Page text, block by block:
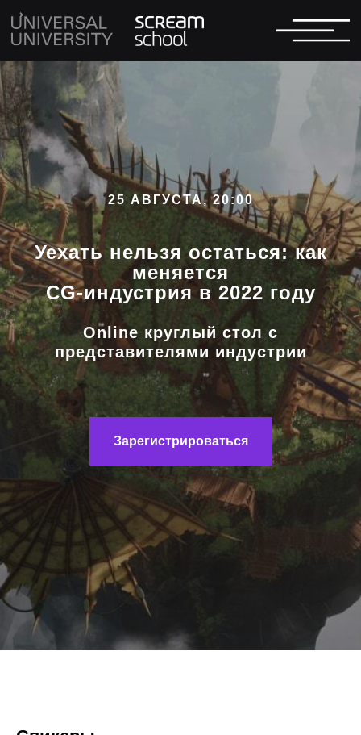
25 АВГУСТА, 20:00
Уехать нельзя остаться: как
меняется
CG-индустрия в 2022 году
Online круглый стол с
представителями индустрии
Зарегистрироваться